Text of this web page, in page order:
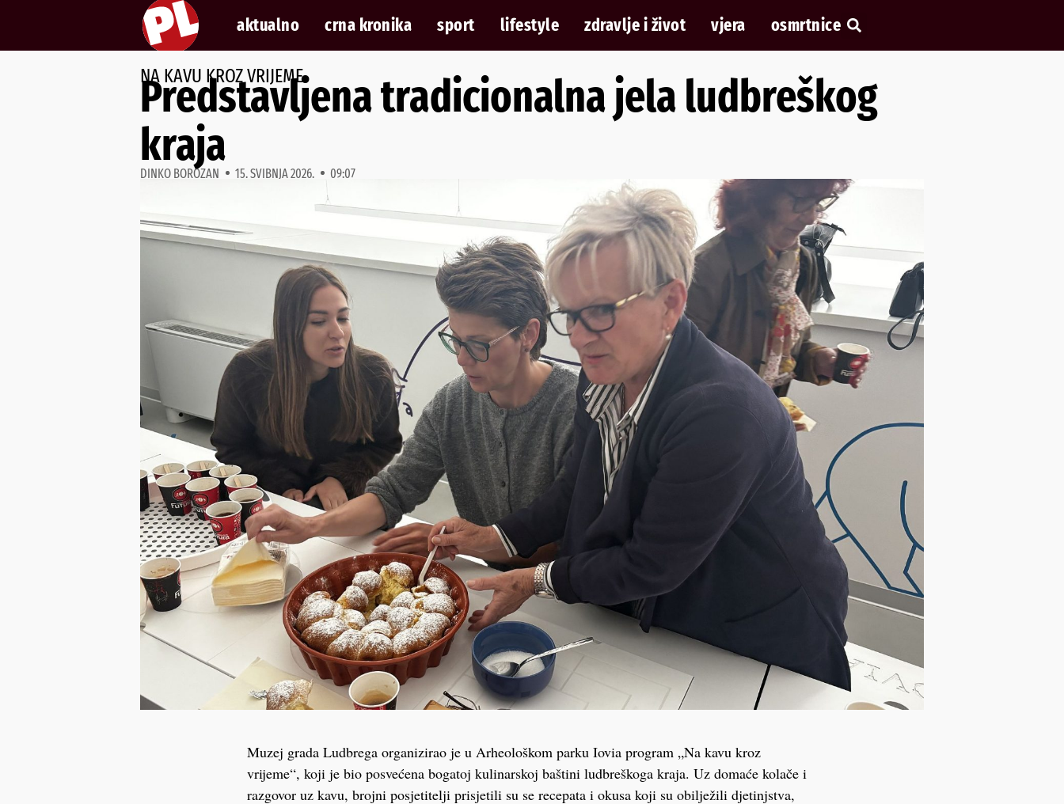
aktualno crna kronika sport lifestyle zdravlje i život vjera osmrtnice
NA KAVU KROZ VRIJEME
Predstavljena tradicionalna jela ludbreškog
kraja
DINKO BOROZAN 15. SVIBNJA 2026. 09:07
Muzej grada Ludbrega organizirao je u Arheološkom parku Iovia program „Na kavu kroz
vrijeme“, koji je bio posvećena bogatoj kulinarskoj baštini ludbreškoga kraja. Uz domaće kolače i
razgovor uz kavu, brojni posjetitelji prisjetili su se recepata i okusa koji su obilježili djetinjstva,